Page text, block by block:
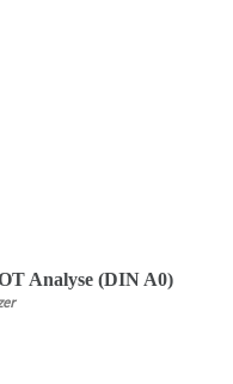
Analyse (DIN A0)